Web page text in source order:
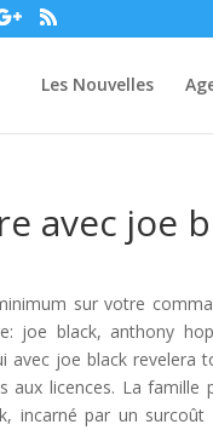
Les Nouvelles
avec joe
sur votre
joe black, anthony
avec joe black
licences. La famille
incarné par un